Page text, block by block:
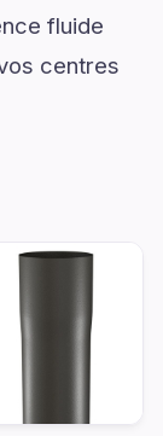
fluide
centres